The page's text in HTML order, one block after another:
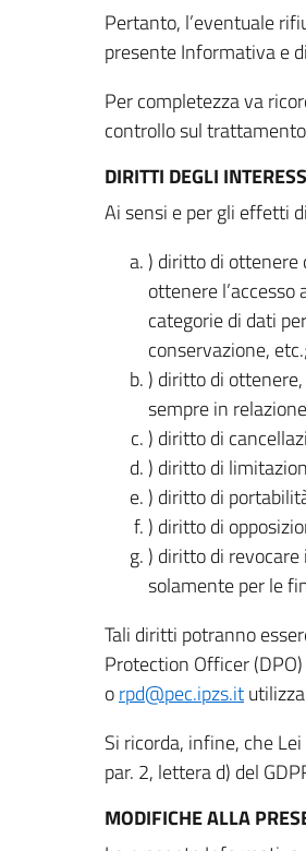
Pertanto, l’eventuale
presente Informativa e
Per completezza va
controllo sul
DIRITTI DEGLI
Ai sensi e per gli effetti
) diritto di ottenere
ottenere
categorie di dati
conservazione, etc.;
) diritto di
sempre in
) diritto di
) diritto di
) diritto di
) diritto di
) diritto di
solamente per le
Tali diritti potranno
Protection Officer
orpd@pec.ipzs.it
Si ricorda, infine, che
par. 2, lettera d) del
MODIFICHE ALLA